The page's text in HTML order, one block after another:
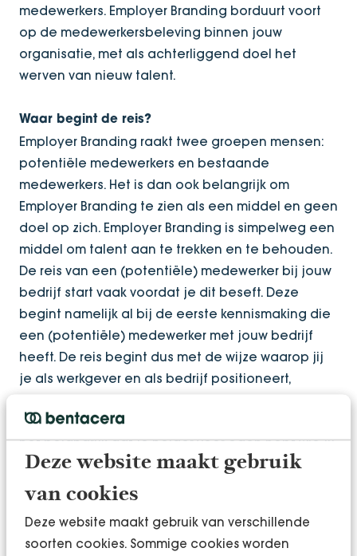
Deze website maakt gebruik
van cookies
Deze website maakt gebruik van verschillende
soorten cookies. Sommige cookies worden
medewerkers. Employer Branding borduurt voort
op de medewerkersbeleving binnen jouw
organisatie, met als achterliggend doel het
werven van nieuw talent.
Waar begint de reis?
Employer Branding raakt twee groepen mensen:
potentiële medewerkers en bestaande
medewerkers. Het is dan ook belangrijk om
Employer Branding te zien als een middel en geen
doel op zich. Employer Branding is simpelweg een
middel om talent aan te trekken en te behouden.
De reis van een (potentiële) medewerker bij jouw
bedrijf start vaak voordat je dit beseft. Deze
begint namelijk al bij de eerste kennismaking die
een (potentiële) medewerker met jouw bedrijf
heeft. De reis begint dus met de wijze waarop jij
je als werkgever en als bedrijf positioneert,
de juiste medewerkers te binden en te boeien, is
het belangrijk dat je helder voor ogen hebt wie jij
bent als werkgever en wat jouw organisatie drijft.
Start altijd in je bedrijf (denk aan het interieur van